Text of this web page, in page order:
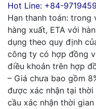
Hot Line: +84-
Hạn thanh toán: trong
hàng xuất, ETA với
dụng theo quy định
công ty có hợp đồng
điều khoản trên hợp
– Giá chưa bao gồm
được xác nhận tại
cầu xác nhận thời